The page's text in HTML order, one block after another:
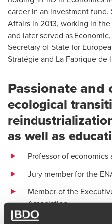
career in an investment
Affairs in 2013, working in
and later served as
Secretary of State for
Stratégie and La Fabrique de
Passionate
ecological
as well as
Professor of economics
Jury member for the
Member of the
Association